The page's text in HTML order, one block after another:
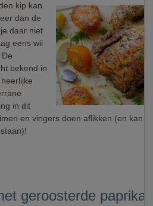
kip kan
dan de
daar niet
eens wil
bekend in
in dit
en vingers doen aflikken (en kan
geroosterde paprika